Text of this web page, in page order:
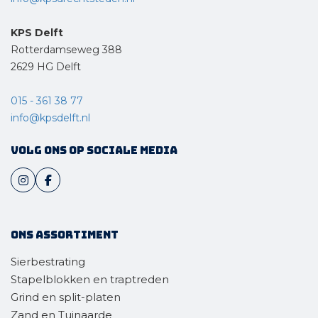
en Rodenrijs
info@vanderhaarhoveniers.nl
www.vanderhaarhoveniers.nl
Tauber 19-21 2491 DB Den Haag
070 - 320 08 34
info@nederhofhoveniers.nl
Kelderweg 38 3235 TD Ouddorp
0187 - 683041
info@matahoveniers.nl
KPS Delft
Rotterdamseweg 388
2629 HG Delft
015 - 361 38 77
info@kpsdelft.nl
Volg ons op sociale media
Ons assortiment
Sierbestrating
Stapelblokken en traptreden
Grind en split-platen
Zand en Tuinaarde